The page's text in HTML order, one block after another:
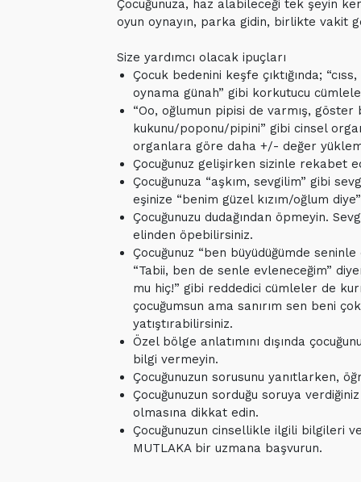
Çocuğunuza, haz alabileceği tek şeyin
oyun oynayın, parka gidin, birlikte vakit
Size yardımcı olacak ipuçları
Çocuk bedenini keşfe çıktığında;
oynama günah” gibi korkutucu
“Oo, oğlumun pipisi de varmış,
kukunu/poponu/pipini” gibi cinsel
organlara göre daha +/- değer
Çocuğunuz gelişirken sizinle rekabet
Çocuğunuza “aşkım, sevgilim” gibi
eşinize “benim güzel kızım/oğlum
Çocuğunuzu dudağından öpmeyin.
elinden öpebilirsiniz.
Çocuğunuz “ben büyüdüğümde
“Tabii, ben de senle evleneceğim”
mu hiç!” gibi reddedici cümleler de
çocuğumsun ama sanırım sen beni
yatıştırabilirsiniz.
Özel bölge anlatımını dışında
bilgi vermeyin.
Çocuğunuzun sorusunu yanıtlarken,
Çocuğunuzun sorduğu soruya
olmasına dikkat edin.
Çocuğunuzun cinsellikle ilgili bilgileri
MUTLAKA bir uzmana başvurun.